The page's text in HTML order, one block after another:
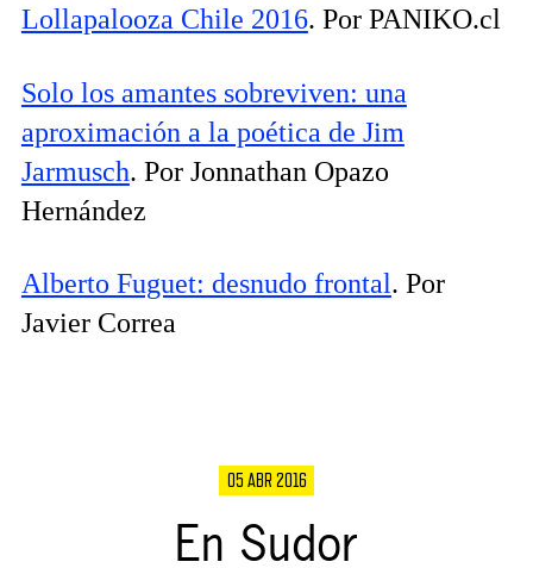
Lollapalooza Chile 2016. Por PANIKO.cl
Solo los amantes sobreviven: una
aproximación a la poética de Jim
Jarmusch. Por Jonnathan Opazo
Hernández
Alberto Fuguet: desnudo frontal. Por
Javier Correa
05 ABR 2016
En Sudor